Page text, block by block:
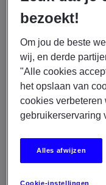
Experis
Junior
Overheid
€ 3400 - €
IT
Permanent
bezoekt!
Om jou de beste
wij, en derde
"Alle cookies
het opslaan van
cookies verbeteren
gebruikerservaring
Cookie-instellingen
Alles afwijzen